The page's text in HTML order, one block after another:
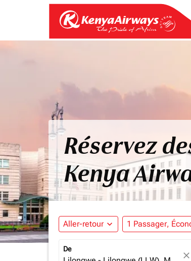
Réservez
Kenya
Aller-retour expand_more 1 Passager,
De
close